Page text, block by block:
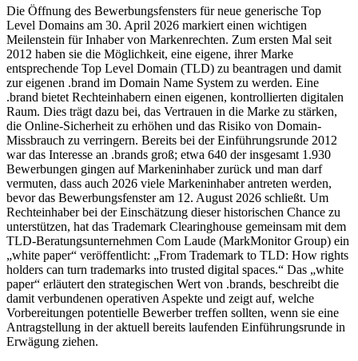
Die Öffnung des Bewerbungsfensters für neue generische Top
Level Domains am 30. April 2026 markiert einen wichtigen
Meilenstein für Inhaber von Markenrechten. Zum ersten Mal seit
2012 haben sie die Möglichkeit, eine eigene, ihrer Marke
entsprechende Top Level Domain (TLD) zu beantragen und damit
zur eigenen .brand im Domain Name System zu werden. Eine
.brand bietet Rechteinhabern einen eigenen, kontrollierten digitalen
Raum. Dies trägt dazu bei, das Vertrauen in die Marke zu stärken,
die Online-Sicherheit zu erhöhen und das Risiko von Domain-
Missbrauch zu verringern. Bereits bei der Einführungsrunde 2012
war das Interesse an .brands groß; etwa 640 der insgesamt 1.930
Bewerbungen gingen auf Markeninhaber zurück und man darf
vermuten, dass auch 2026 viele Markeninhaber antreten werden,
bevor das Bewerbungsfenster am 12. August 2026 schließt. Um
Rechteinhaber bei der Einschätzung dieser historischen Chance zu
unterstützen, hat das Trademark Clearinghouse gemeinsam mit dem
TLD-Beratungsunternehmen Com Laude (MarkMonitor Group) ein
„white paper“ veröffentlicht: „From Trademark to TLD: How rights
holders can turn trademarks into trusted digital spaces.“ Das „white
paper“ erläutert den strategischen Wert von .brands, beschreibt die
damit verbundenen operativen Aspekte und zeigt auf, welche
Vorbereitungen potentielle Bewerber treffen sollten, wenn sie eine
Antragstellung in der aktuell bereits laufenden Einführungsrunde in
Erwägung ziehen.